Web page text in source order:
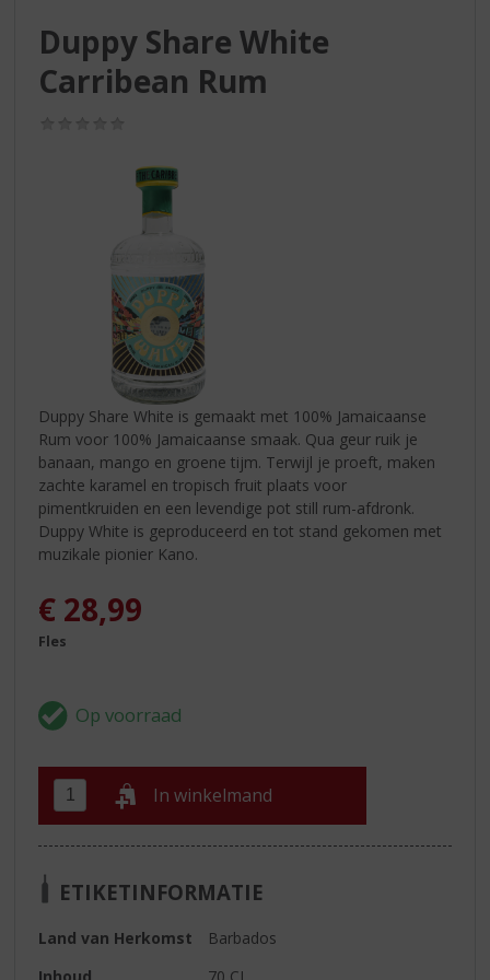
Duppy Share White
Carribean Rum
Duppy Share White is gemaakt met 100% Jamaicaanse
Rum voor 100% Jamaicaanse smaak. Qua geur ruik je
banaan, mango en groene tijm. Terwijl je proeft, maken
zachte karamel en tropisch fruit plaats voor
pimentkruiden en een levendige pot still rum-afdronk.
Duppy White is geproduceerd en tot stand gekomen met
muzikale pionier Kano.
€ 28,99
Fles
In winkelmand
ETIKETINFORMATIE
Land van Herkomst
Barbados
Inhoud
70 CL